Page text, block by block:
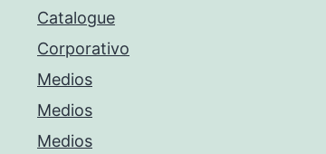
Catalogue
Corporativo
Medios
Medios
Medios